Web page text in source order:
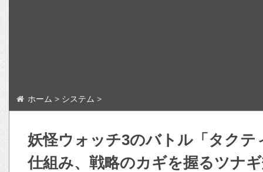
ホーム > システム >
妖怪ウォッチ3のバトル「タク
仕組み、戦略のカギを握るツナ